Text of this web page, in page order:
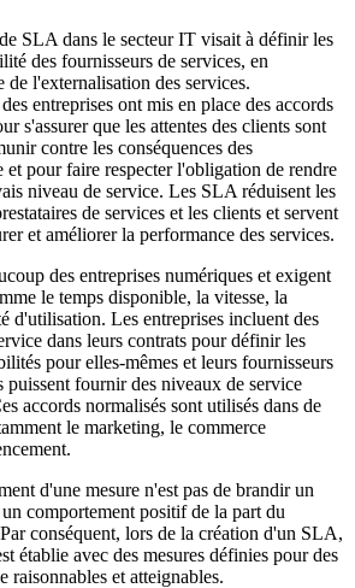
SLA dans le secteur IT visait à définir les
des fournisseurs de services, en
de l'externalisation des services.
entreprises ont mis en place des accords
s'assurer que les attentes des clients sont
contre les conséquences des
et pour faire respecter l'obligation de rendre
niveau de service. Les SLA réduisent les
de services et les clients et servent
et améliorer la performance des services.
des entreprises numériques et exigent
le temps disponible, la vitesse, la
d'utilisation. Les entreprises incluent des
dans leurs contrats pour définir les
pour elles-mêmes et leurs fournisseurs
puissent fournir des niveaux de service
accords normalisés sont utilisés dans de
le marketing, le commerce
d'une mesure n'est pas de brandir un
comportement positif de la part du
conséquent, lors de la création d'un SLA,
établie avec des mesures définies pour des
raisonnables et atteignables.